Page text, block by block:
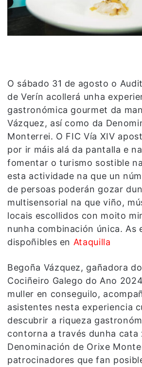
O sábado 31 de agosto o
de Verín acollerá unha
gastronómica gourmet da
Vázquez, así como da
Monterrei. O FIC Vía XIV
por ir máis alá da pantalla e
fomentar o turismo sostible
esta actividade na que un
de persoas poderán gozar
multisensorial na que viño,
locais escollidos con moito
nunha combinación única. As
dispoñibles en Ataquilla
Begoña Vázquez, gañadora
Cociñeiro Galego do Ano
muller en conseguilo,
asistentes nesta experiencia
descubrir a riqueza
contorna a través dunha cata
Denominación de Orixe
patrocinadores que fan